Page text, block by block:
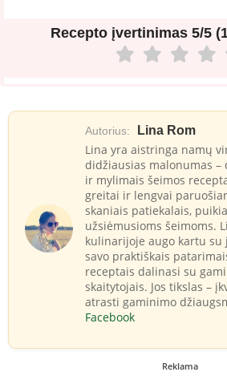
Recepto įvertinimas 5/5
Autorius: Lina Rom
Lina yra aistringa namų
didžiausias malonumas
ir mylimais šeimos
greitai ir lengvai
skaniais patiekalais,
užsiėmusioms šeimoms.
kulinarijoje augo kartu su
savo praktiškais
receptais dalinasi su
skaitytojais. Jos tikslas –
atrasti gaminimo
Facebook
Reklama